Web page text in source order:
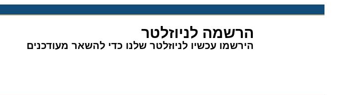
הרשמה לניוזלטר
הירשמו עכשיו לניוזלטר שלנו כדי להשאר מעודכנים